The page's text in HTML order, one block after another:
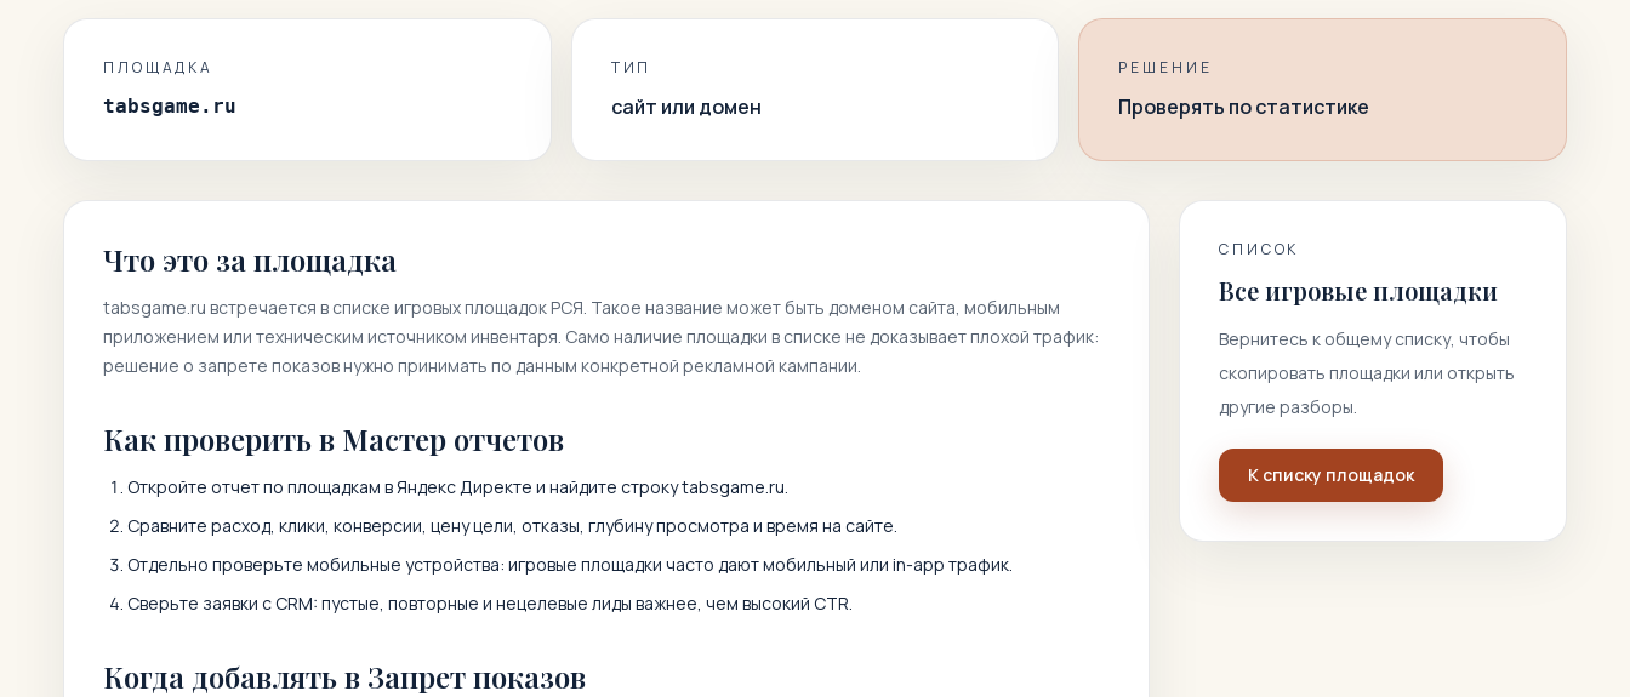
ПЛОЩАДКА
tabsgame.ru
ТИП
сайт или домен
РЕШЕНИЕ
Проверять по статистике
Что это за площадка
tabsgame.ru встречается в списке игровых площадок РСЯ. Такое название может быть доменом сайта, мобильным
приложением или техническим источником инвентаря. Само наличие площадки в списке не доказывает плохой трафик:
решение о запрете показов нужно принимать по данным конкретной рекламной кампании.
Как проверить в Мастер отчетов
Откройте отчет по площадкам в Яндекс Директе и найдите строкуtabsgame.ru.
Сравните расход, клики, конверсии, цену цели, отказы, глубину просмотра и время на сайте.
Отдельно проверьте мобильные устройства: игровые площадки часто дают мобильный или in-app трафик.
Сверьте заявки с CRM: пустые, повторные и нецелевые лиды важнее, чем высокий CTR.
Когда добавлять в Запрет показов
СПИСОК
Все игровые площадки
Вернитесь к общему списку, чтобы
скопировать площадки или открыть
другие разборы.
К списку площадок